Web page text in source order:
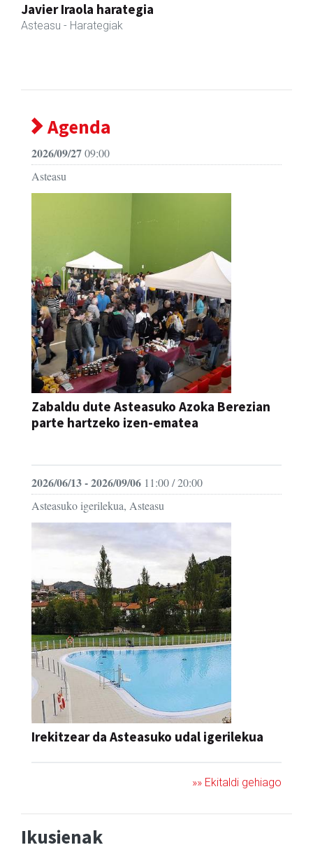
Iturri-Ondo jatetxea
Asteasu - Jatetxeak
Agenda
2026/09/2709:00
Asteasu
Zabaldu dute Asteasuko Azoka Berezian
parte hartzeko izen-ematea
2026/06/13 - 2026/09/06 11:00 / 20:00
Asteasuko igerilekua, Asteasu
Irekitzear da Asteasuko udal igerilekua
»» Ekitaldi gehiago
Ikusienak